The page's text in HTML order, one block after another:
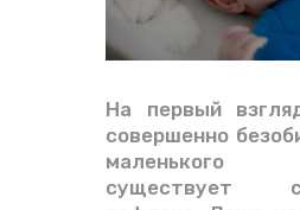
На первый
совершенно
маленького
существует